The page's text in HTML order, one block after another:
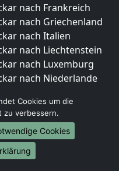
nach Frankreich
nach Griechenland
nach Italien
nach Liechtenstein
nach Luxemburg
nach Niederlande
nach Berlin
nach Hamburg
nach München
Cookies um die
zu verbessern.
Cookies